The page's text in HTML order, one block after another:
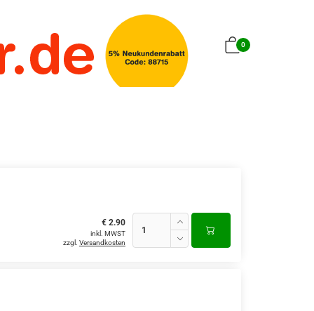
0
€ 2.90
inkl. MWST
zzgl. Versandkosten